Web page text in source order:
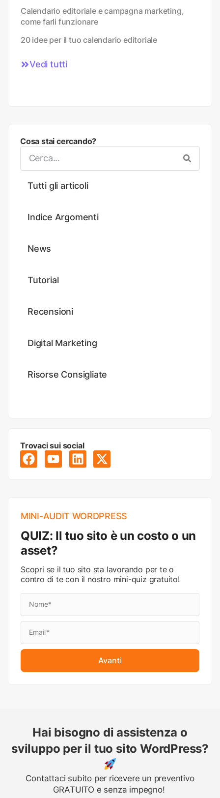
Calendario editoriale e campagna marketing,
come farli funzionare
20 idee per il tuo calendario editoriale
Vedi tutti
Cosa stai cercando?
Tutti gli articoli
Indice Argomenti
News
Tutorial
Recensioni
Digital Marketing
Risorse Consigliate
Trovaci sui social
MINI-AUDIT WORDPRESS
QUIZ: Il tuo sito è un costo o un
asset?
Scopri se il tuo sito sta lavorando per te o
contro di te con il nostro mini-quiz gratuito!
Avanti
Hai bisogno di assistenza o
sviluppo per il tuo sito WordPress?
Contattaci subito per ricevere un preventivo
GRATUITO e senza impegno!